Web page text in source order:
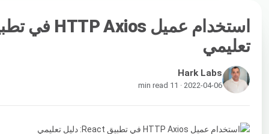
تعليمي
Hark Labs
2022-04-06 · 11 min read